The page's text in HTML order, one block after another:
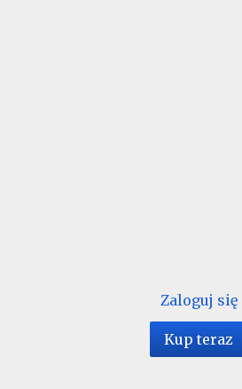
Zaloguj się
Kup teraz